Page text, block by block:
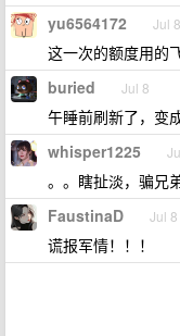
yu6564172 Jul 8
这一次的额度用的
buried Jul 8
午睡前刷新了，变
whisper1225
。。瞎扯淡，骗兄
FaustinaD Jul 8
谎报军情！！！